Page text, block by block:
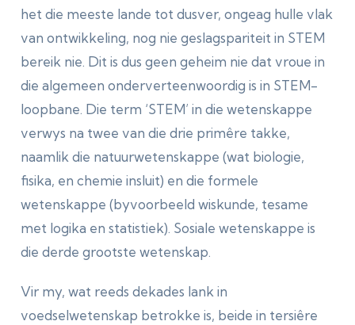
het die meeste lande tot dusver, ongeag hulle vlak
van ontwikkeling, nog nie geslagspariteit in STEM
bereik nie. Dit is dus geen geheim nie dat vroue in
die algemeen onderverteenwoordig is in STEM-
loopbane. Die term ‘STEM’ in die wetenskappe
verwys na twee van die drie primêre takke,
naamlik die natuurwetenskappe (wat biologie,
fisika, en chemie insluit) en die formele
wetenskappe (byvoorbeeld wiskunde, tesame
met logika en statistiek). Sosiale wetenskappe is
die derde grootste wetenskap.
Vir my, wat reeds dekades lank in
voedselwetenskap betrokke is, beide in tersiêre